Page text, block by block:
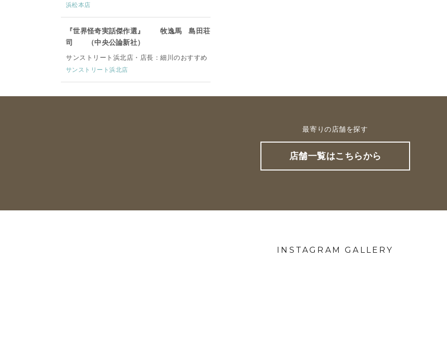
浜松本店
『世界怪奇実話傑作選』 牧逸馬 島田荘
司 （中央公論新社）
サンストリート浜北店・店長：細川のおすすめ
サンストリート浜北店
最寄りの店舗を探す
店舗一覧はこちらから
INSTAGRAM GALLERY